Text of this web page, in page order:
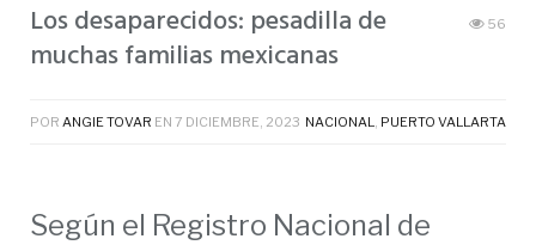
Los desaparecidos: pesadilla de
muchas familias mexicanas
56
POR ANGIE TOVAR EN 7 DICIEMBRE, 2023 NACIONAL, PUERTO VALLARTA
Según el Registro Nacional de